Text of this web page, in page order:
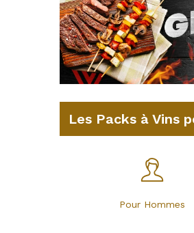
Les Packs à Vins
Pour Hommes